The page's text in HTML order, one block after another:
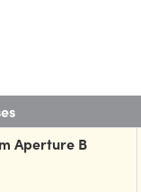
Aperture B